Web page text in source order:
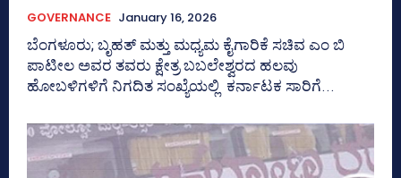
GOVERNANCE January 16, 2026
ಬೆಂಗಳೂರು; ಬೃಹತ್‌ ಮತ್ತು ಮಧ್ಯಮ ಕೈಗಾರಿಕೆ ಸಚಿವ ಎಂ ಬಿ
ಪಾಟೀಲ ಅವರ ತವರು ಕ್ಷೇತ್ರ ಬಬಲೇಶ್ವರದ ಹಲವು
ಹೋಬಳಿಗಳಿಗೆ ನಿಗದಿತ ಸಂಖ್ಯೆಯಲ್ಲಿ ಕರ್ನಾಟಕ ಸಾರಿಗೆ...